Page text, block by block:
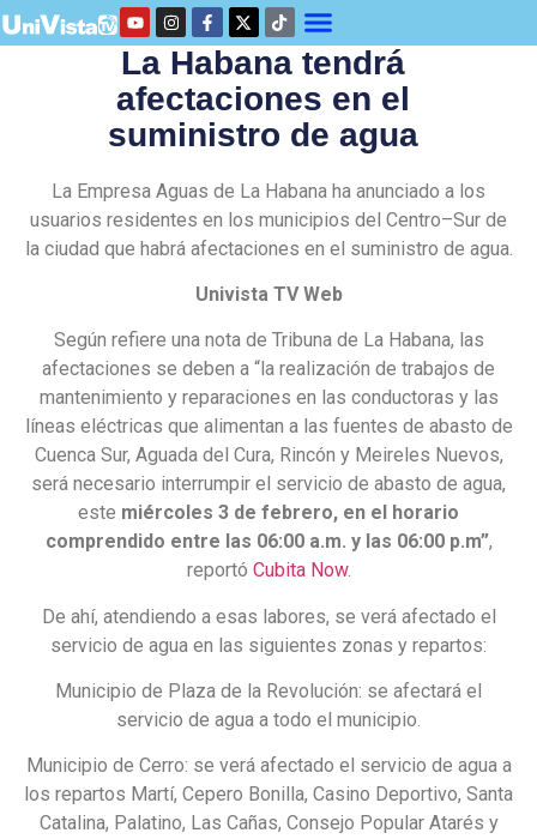
La Habana tendrá
afectaciones en el
suministro de agua
La Empresa Aguas de La Habana ha anunciado a los
usuarios residentes en los municipios del Centro–Sur de
la ciudad que habrá afectaciones en el suministro de agua.
Univista TV Web
Según refiere una nota de Tribuna de La Habana, las
afectaciones se deben a “la realización de trabajos de
mantenimiento y reparaciones en las conductoras y las
líneas eléctricas que alimentan a las fuentes de abasto de
Cuenca Sur, Aguada del Cura, Rincón y Meireles Nuevos,
será necesario interrumpir el servicio de abasto de agua,
este miércoles 3 de febrero, en el horario
comprendido entre las 06:00 a.m. y las 06:00 p.m”,
reportó Cubita Now.
De ahí, atendiendo a esas labores, se verá afectado el
servicio de agua en las siguientes zonas y repartos:
Municipio de Plaza de la Revolución: se afectará el
servicio de agua a todo el municipio.
Municipio de Cerro: se verá afectado el servicio de agua a
los repartos Martí, Cepero Bonilla, Casino Deportivo, Santa
Catalina, Palatino, Las Cañas, Consejo Popular Atarés y